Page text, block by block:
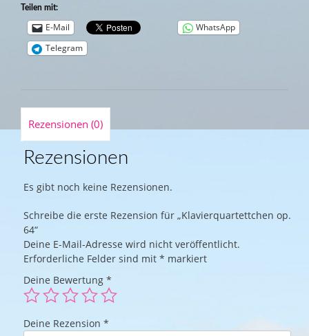
Teilen mit:
E-Mail
WhatsApp
Telegram
Rezensionen (0)
Rezensionen
Es gibt noch keine Rezensionen.
Schreibe die erste Rezension für „Klavierquartettchen op.
64“
Deine E-Mail-Adresse wird nicht veröffentlicht.
Erforderliche Felder sind mit * markiert
Deine Bewertung *
Deine Rezension *